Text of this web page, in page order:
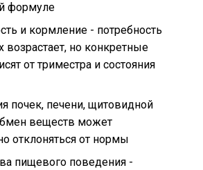
формуле
и кормление - потребность
возрастает, но конкретные
от триместра и состояния
почек, печени, щитовидной
веществ может
отклоняться от нормы
пищевого поведения -